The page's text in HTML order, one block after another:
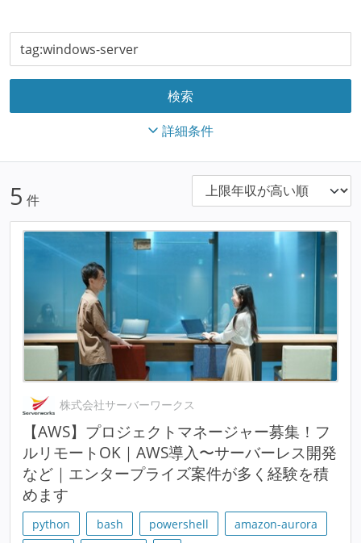
詳細条件
5 件
株式会社サーバーワークス
【AWS】プロジェクトマネージャー募集！フ
ルリモートOK｜AWS導入〜サーバーレス開発
など｜エンタープライズ案件が多く経験を積
めます
python bash powershell
amazon-aurora